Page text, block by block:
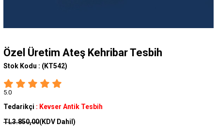
Özel Üretim Ateş Kehribar Tesbih
Stok Kodu : (KT542)
5.0
Tedarikçi : Kevser Antik Tesbih
TL3.850,00(KDV Dahil)